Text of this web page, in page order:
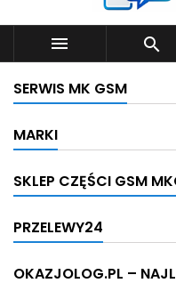
 
SERWIS MK GSM
MARKI
SKLEP CZĘŚCI GSM
PRZELEWY24
OKAZJOLOG.PL –